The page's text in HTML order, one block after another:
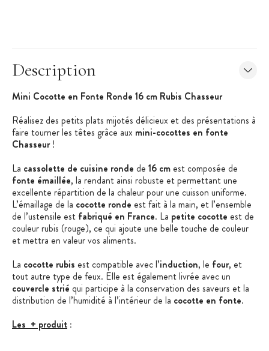
Description
Mini Cocotte en Fonte Ronde 16 cm Rubis Chasseur
Réalisez des petits plats mijotés délicieux et des présentations à
faire tourner les têtes grâce aux mini-cocottes en fonte
Chasseur!
La cassolette de cuisine ronde de 16 cm est composée de
fonte émaillée, la rendant ainsi robuste et permettant une
excellente répartition de la chaleur pour une cuisson uniforme.
L’émaillage de la cocotte ronde est fait à la main, et l’ensemble
de l’ustensile est fabriqué en France. La petite cocotte est de
couleur rubis (rouge), ce qui ajoute une belle touche de couleur
et mettra en valeur vos aliments.
La cocotte rubis est compatible avec l’induction, le four, et
tout autre type de feux. Elle est également livrée avec un
couvercle strié qui participe à la conservation des saveurs et la
distribution de l’humidité à l’intérieur de la cocotte en fonte.
Les + produit :